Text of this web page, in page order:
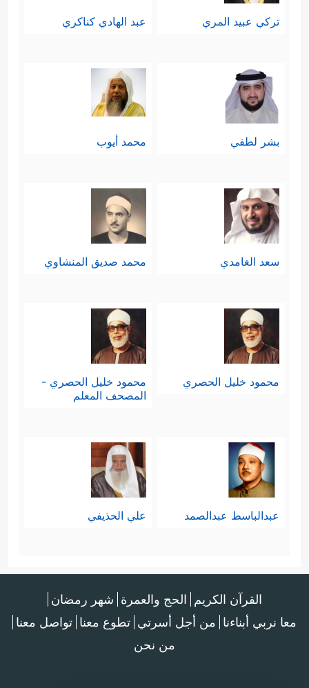
تركي عبيد المري عبد الهادي كناكري
بشر لطفي محمد أيوب
سعد الغامدي محمد صديق المنشاوي
محمود خليل الحصري
محمود خليل الحصري -
المصحف المعلم
عبدالباسط عبدالصمد علي الحذيفي
القرآن الكريم الحج والعمرة شهر رمضان
معا نربي أبناءنا من أجل أسرتي تطوع معنا تواصل معنا
من نحن